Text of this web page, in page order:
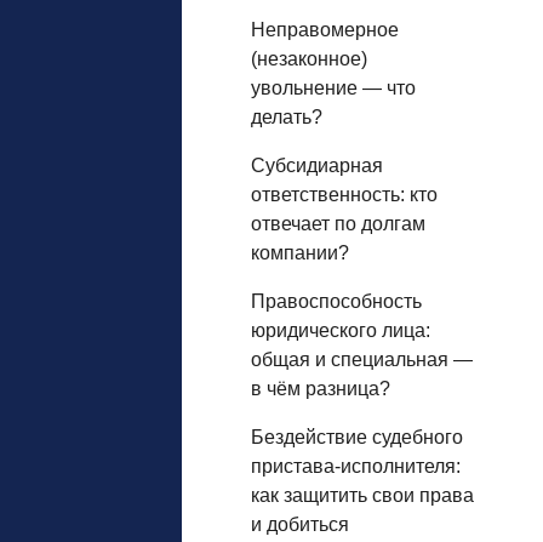
Неправомерное
(незаконное)
увольнение — что
делать?
Субсидиарная
ответственность: кто
отвечает по долгам
компании?
Правоспособность
юридического лица:
общая и специальная —
в чём разница?
Бездействие судебного
пристава-исполнителя:
как защитить свои права
и добиться